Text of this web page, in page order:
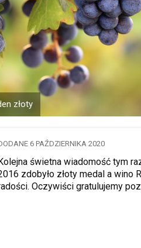
złoty
6 PAŹDZIERNIKA 2020
świetna wiadomość tym
zdobyło złoty medal a wino
Oczywiści gratulujemy